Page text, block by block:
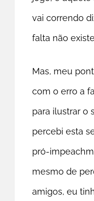
vai correndo
falta não
Mas, meu
com o erro a
para ilustrar o
percebi esta
pró-
mesmo de
amigos, eu